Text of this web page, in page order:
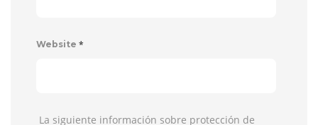
Website *
La siguiente información sobre protección de